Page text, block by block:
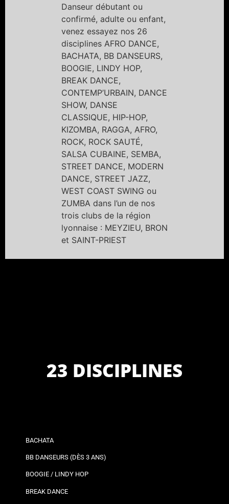
Danseur débutant ou
confirmé, adulte ou enfant,
venez essayez nos 26
disciplines AFRO DANCE,
BACHATA, BB DANSEURS,
BOOGIE, LINDY HOP,
BREAK DANCE,
CONTEMP’URBAIN, DANCE
SHOW, DANSE
CLASSIQUE, HIP-HOP,
KIZOMBA, RAGGA, AFRO,
ROCK, ROCK SAUTÉ,
SALSA CUBAINE, SEMBA,
STREET DANCE, MODERN
DANCE, STREET JAZZ,
WEST COAST SWING ou
ZUMBA dans l’un de nos
trois clubs de la région
lyonnaise : MEYZIEU, BRON
et SAINT-PRIEST
23 DISCIPLINES
BACHATA
BB DANSEURS (DÈS 3 ANS)
BOOGIE / LINDY HOP
BREAK DANCE